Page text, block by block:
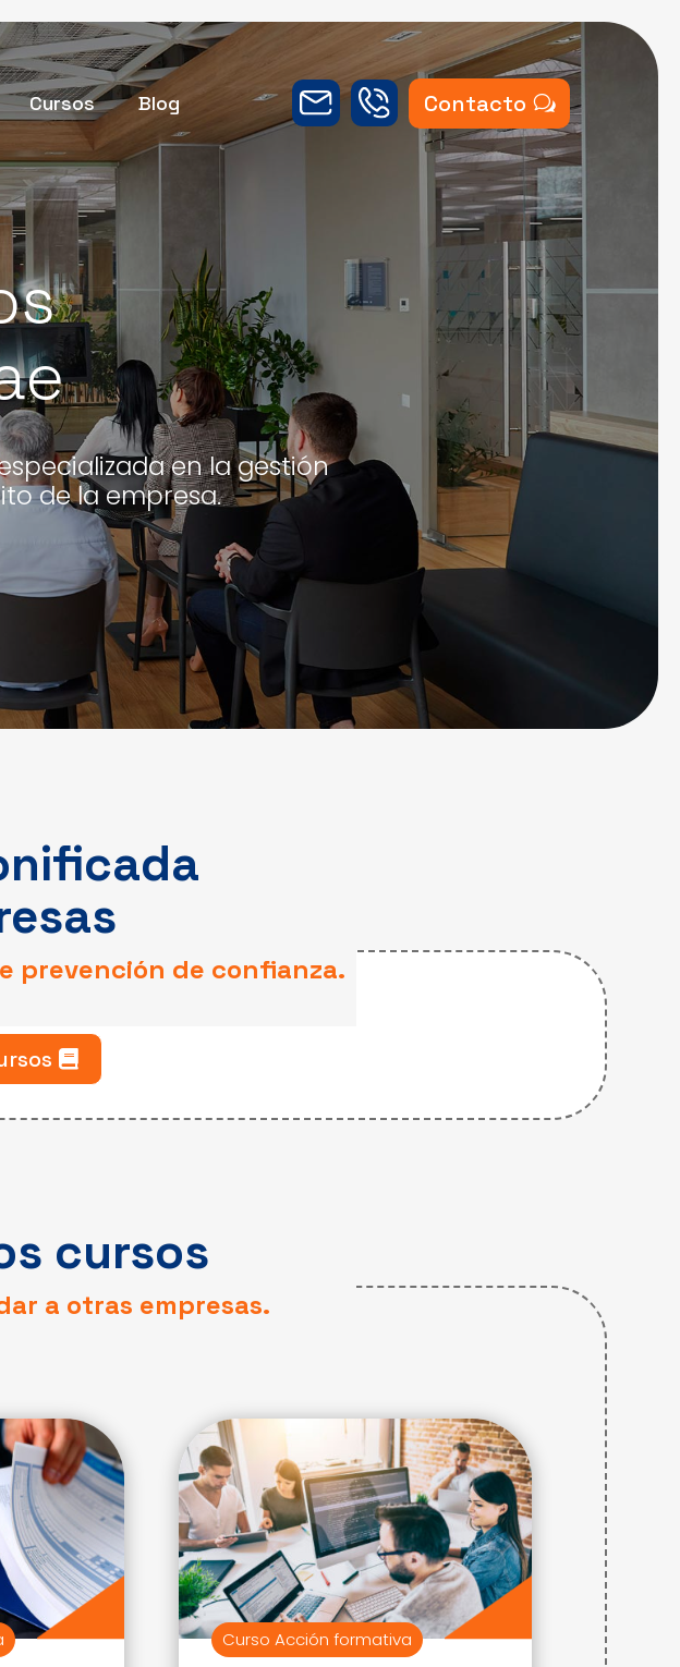
Cursos Blog Contacto
en la gestión
de la empresa.
prevención de confianza.
cursos
a otras empresas.
Curso Acción formativa